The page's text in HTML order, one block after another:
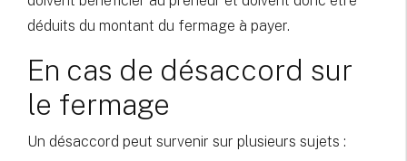
déduits du montant du fermage à payer.
En cas de désaccord sur
le fermage
Un désaccord peut survenir sur plusieurs sujets :